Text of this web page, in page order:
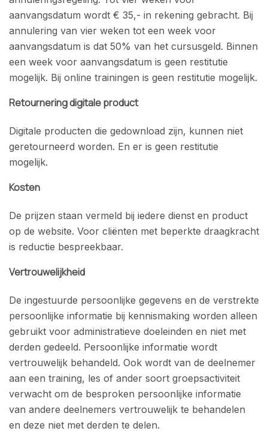
aanvangsdatum wordt € 35,- in rekening gebracht. Bij
annulering van vier weken tot een week voor
aanvangsdatum is dat 50% van het cursusgeld. Binnen
een week voor aanvangsdatum is geen restitutie
mogelijk. Bij online trainingen is geen restitutie mogelijk.
Retournering digitale product
Digitale producten die gedownload zijn, kunnen niet
geretourneerd worden. En er is geen restitutie
mogelijk.
Kosten
De prijzen staan vermeld bij iedere dienst en product
op de website. Voor cliënten met beperkte draagkracht
is reductie bespreekbaar.
Vertrouwelijkheid
De ingestuurde persoonlijke gegevens en de verstrekte
persoonlijke informatie bij kennismaking worden alleen
gebruikt voor administratieve doeleinden en niet met
derden gedeeld. Persoonlijke informatie wordt
vertrouwelijk behandeld. Ook wordt van de deelnemer
aan een training, les of ander soort groepsactiviteit
verwacht om de besproken persoonlijke informatie
van andere deelnemers vertrouwelijk te behandelen
en deze niet met derden te delen.